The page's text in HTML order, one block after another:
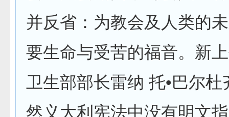
并反省：为教会及人类的
要生命与受苦的福音。新
卫生部部长雷纳 托•巴尔杜
然义大利宪法中没有明文